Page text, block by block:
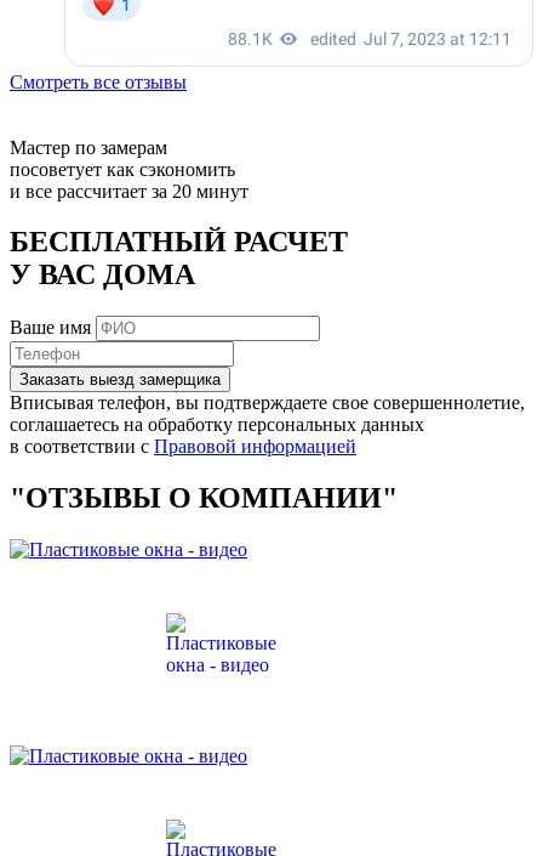
Смотреть все отзывы
Мастер по замерам
посоветует как сэкономить
и все рассчитает за 20 минут
БЕСПЛАТНЫЙ РАСЧЕТ
У ВАС ДОМА
Ваше имя
Заказать выезд замерщика
Вписывая телефон, вы подтверждаете свое совершеннолетие,
соглашаетесь на обработку персональных данных
в соответствии с Правовой информацией
"ОТЗЫВЫ О КОМПАНИИ"